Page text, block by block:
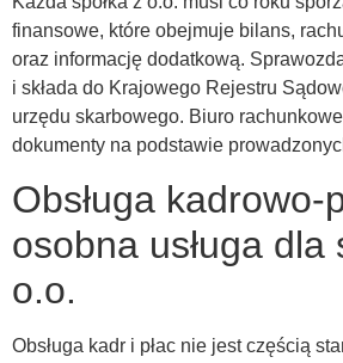
finansowe, które obejmuje bilans,
oraz informację dodatkową.
i składa do Krajowego Rejestru
urzędu skarbowego. Biuro
dokumenty na podstawie
Obsługa kadrowo-
osobna usługa dla
o.o.
Obsługa kadr i płac nie jest częścią